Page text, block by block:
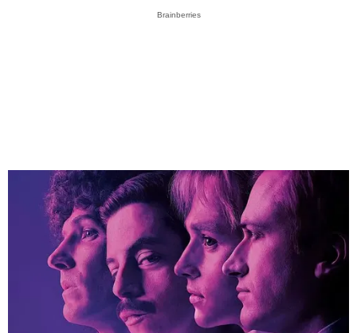
Brainberries